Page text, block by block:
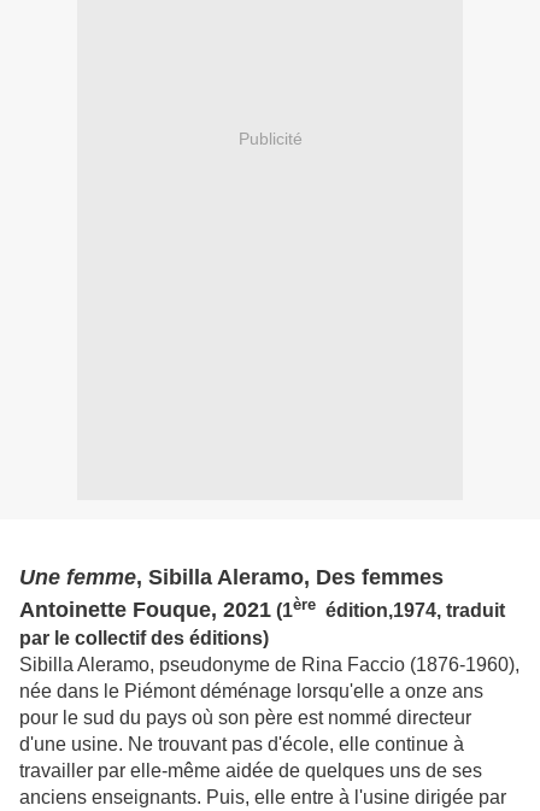
Publicité
Une femme, Sibilla Aleramo, Des femmes
Antoinette Fouque, 2021 (1ère édition,1974, traduit
par le collectif des éditions)
Sibilla Aleramo, pseudonyme de Rina Faccio (1876-1960),
née dans le Piémont déménage lorsqu'elle a onze ans
pour le sud du pays où son père est nommé directeur
d'une usine. Ne trouvant pas d'école, elle continue à
travailler par elle-même aidée de quelques uns de ses
anciens enseignants. Puis, elle entre à l'usine dirigée par